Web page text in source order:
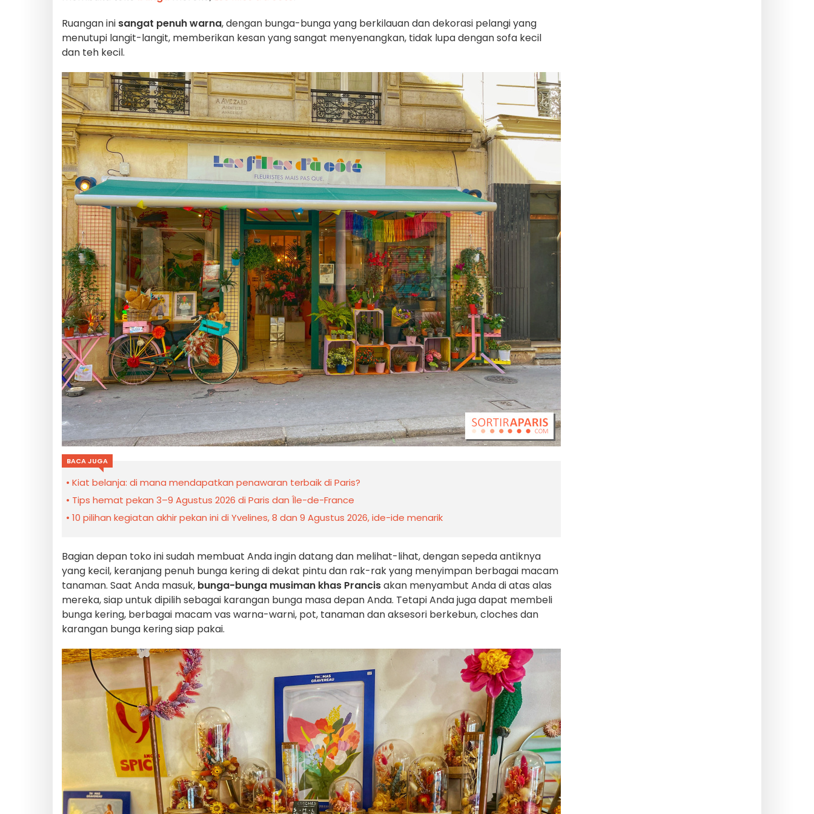
Ruangan ini sangat penuh warna, dengan bunga-bunga yang berkilauan dan dekorasi pelangi yang
menutupi langit-langit, memberikan kesan yang sangat menyenangkan, tidak lupa dengan sofa kecil
dan teh kecil.
BACA JUGA
Kiat belanja: di mana mendapatkan penawaran terbaik di Paris?
Tips hemat pekan 3–9 Agustus 2026 di Paris dan Île-de-France
10 pilihan kegiatan akhir pekan ini di Yvelines, 8 dan 9 Agustus 2026, ide-ide menarik
Bagian depan toko ini sudah membuat Anda ingin datang dan melihat-lihat, dengan sepeda antiknya
yang kecil, keranjang penuh bunga kering di dekat pintu dan rak-rak yang menyimpan berbagai macam
tanaman. Saat Anda masuk, bunga-bunga musiman khas Prancisakan menyambut Anda di atas alas
mereka, siap untuk dipilih sebagai karangan bunga masa depan Anda. Tetapi Anda juga dapat membeli
bunga kering, berbagai macam vas warna-warni, pot, tanaman dan aksesori berkebun, cloches dan
karangan bunga kering siap pakai.